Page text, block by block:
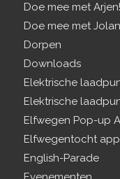
Doe mee met Arjen!
Doe mee met
Dorpen
Downloads
Elektrische
Elektrische
Elfwegen Pop-up
Elfwegentocht
English-Parade